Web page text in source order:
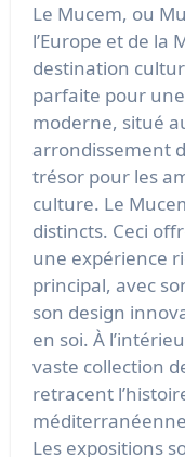
Le Mucem, ou
l’Europe et de la
destination
parfaite pour
moderne, situé
arrondissement
trésor pour les
culture. Le
distincts. Ceci
une expérience
principal, avec
son design
en soi. À
vaste collection
retracent
Les expositions